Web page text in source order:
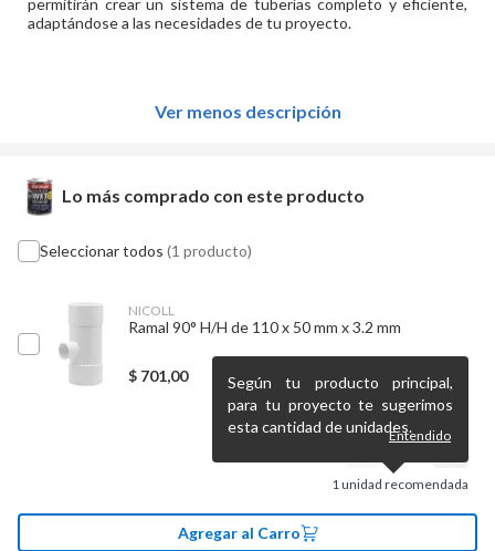
permitirán crear un sistema de tuberías completo y eficiente,
adaptándose a las necesidades de tu proyecto.
Ver menos descripción
Lo más comprado con este producto
Seleccionar todos (1 producto)
NICOLL
Ramal 90° H/H de 110 x 50 mm x 3.2 mm
$ 701,00
1unidad recomendada
Según tu producto principal,
para tu proyecto te sugerimos
esta cantidad de unidades.Entendido
Agregar al Carro